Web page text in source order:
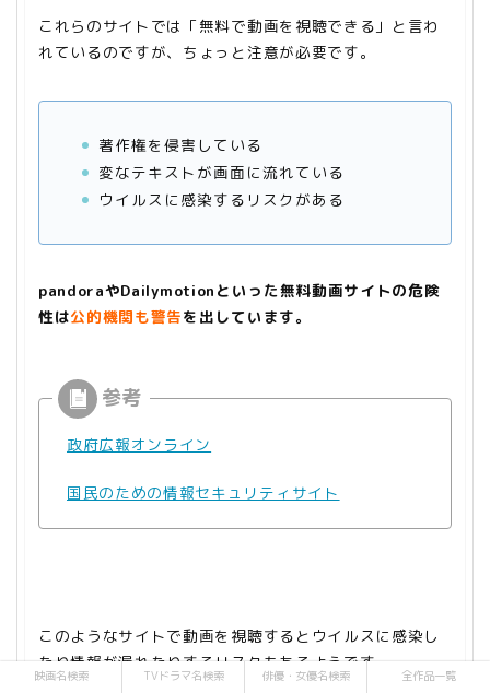
これらのサイトでは「無料で動画を視聴できる」と言わ
れているのですが、ちょっと注意が必要です。
著作権を侵害している
変なテキストが画面に流れている
ウイルスに感染するリスクがある
pandoraやDailymotionといった無料動画サイトの危険
性は公的機関も警告を出しています。
政府広報オンライン
国民のための情報セキュリティサイト
このようなサイトで動画を視聴するとウイルスに感染し
たり情報が漏れたりするリスクもあるようです。
映画名検索 TVドラマ名検索 俳優・女優名検索 全作品一覧